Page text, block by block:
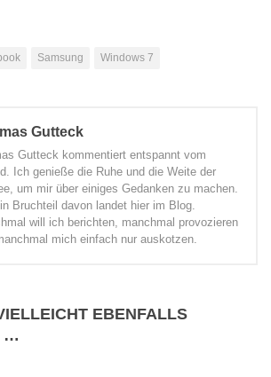
Samsung Windows 7
Gutteck
Gutteck kommentiert entspannt vom
Ich genieße die Ruhe und die Weite der
um mir über einiges Gedanken zu machen.
Bruchteil davon landet hier im Blog.
will ich berichten, manchmal provozieren
mich einfach nur auskotzen.
EBENFALLS
…